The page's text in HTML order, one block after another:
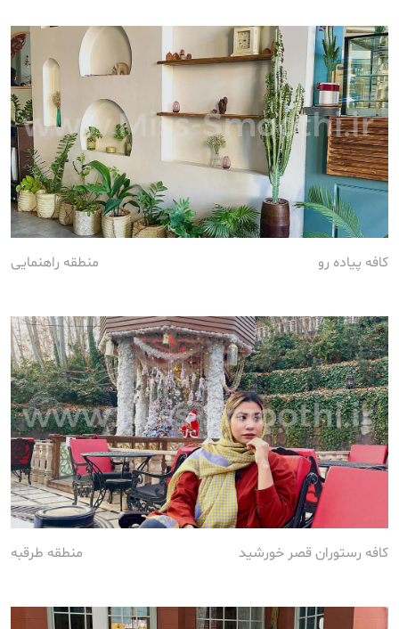
منطقه راهنمایی کافه پیاده رو
منطقه طرقبه کافه رستوران قصر خورشید